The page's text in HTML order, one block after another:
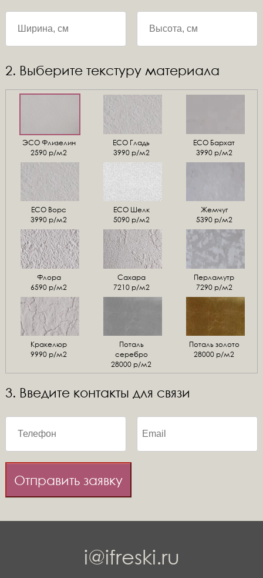
2. Выберите текстуру материала
ЭСО Флизелин
2590 р/м2
ЕСО Гладь
3990 р/м2
ECO Бархат
3990 р/м2
ЕСО Ворс
3990 р/м2
ЕСО Шелк
5090 р/м2
Жемчуг
5390 р/м2
Флора
6590 р/м2
Сахара
7210 р/м2
Перламутр
7290 р/м2
Кракелюр
9990 р/м2
Поталь
серебро
28000 р/м2
Поталь золото
28000 р/м2
3. Введите контакты для связи
Отправить заявку
i@ifreski.ru